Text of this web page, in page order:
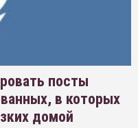
посты
в которых
домой